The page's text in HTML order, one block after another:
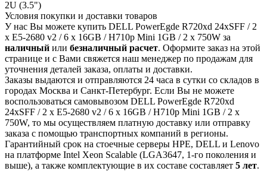
2U (3.5")
Условия покупки и доставки товаров
У нас Вы можете купить DELL PowerEgde R720xd 24xSFF / 2
x E5-2680 v2 / 6 x 16GB / H710p Mini 1GB / 2 x 750W за
наличный или безналичный расчет. Оформите заказ на этой
странице и с Вами свяжется наш менеджер по продажам для
уточнения деталей заказа, оплаты и доставки.
Заказы выдаются и отправляются 24 часа в сутки со складов в
городах Москва и Санкт-Петербург. Если Вы не можете
воспользоваться самовывозом DELL PowerEgde R720xd
24xSFF / 2 x E5-2680 v2 / 6 x 16GB / H710p Mini 1GB / 2 x
750W, то мы осуществляем платную доставку или отправку
заказа с помощью транспортных компаний в регионы.
Гарантийный срок на стоечные серверы HPE, DELL и Lenovo
на платформе Intel Xeon Scalable (LGA3647, 1-го поколения и
выше), а также комплектующие в их составе составляет 5 лет.